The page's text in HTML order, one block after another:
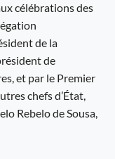
célébrations des
de la
de
et par le Premier
chefs d’État,
Rebelo de Sousa,